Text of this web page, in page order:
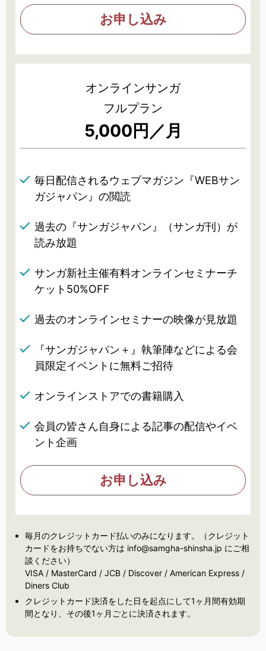
お申し込み
オンラインサンガ
フルプラン
5,000円／月
毎日配信されるウェブマガジン『WEBサン
ガジャパン』の閲読
過去の『サンガジャパン』（サンガ刊）が
読み放題
サンガ新社主催有料オンラインセミナーチ
ケット50%OFF
過去のオンラインセミナーの映像が見放題
『サンガジャパン＋』執筆陣などによる会
員限定イベントに無料ご招待
オンラインストアでの書籍購入
会員の皆さん自身による記事の配信やイベ
ント企画
お申し込み
毎月のクレジットカード払いのみになります。（クレジット
カードをお持ちでない方は info@samgha-shinsha.jp にご相
談ください）
VISA / MasterCard / JCB / Discover / American Express /
Diners Club
クレジットカード決済をした日を起点にして1ヶ月間有効期
間となり、その後1ヶ月ごとに決済されます。